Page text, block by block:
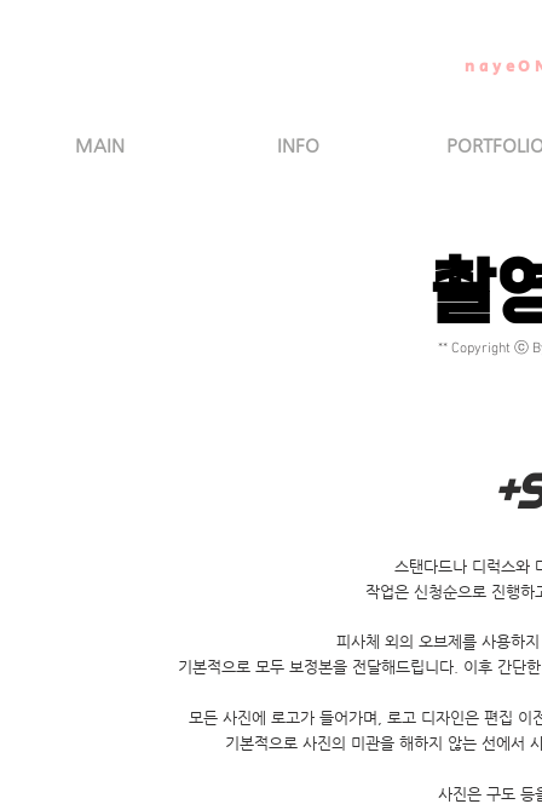
MAIN INFO
촬
** Copyright ⓒ
+
스탠다드나 디럭스와
작업은 신청순으로 진행
피사체 외의 오브제를 사용하
기본적으로 모두 보정본을 전달해드립니다. 이후 간단
모든 사진에 로고가 들어가며, 로고 디자인은 편집
기본적으로 사진의 미관을 해하지 않는 선에서
사진은 구도 등